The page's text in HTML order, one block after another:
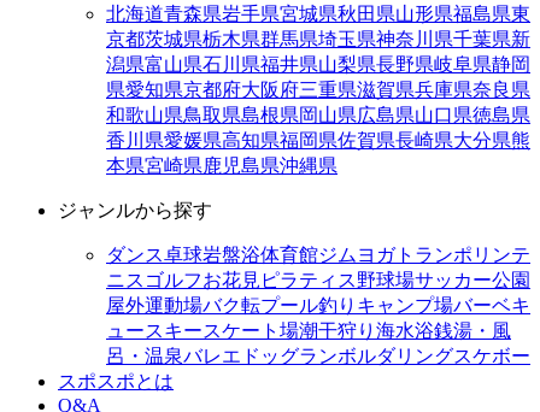
北海道青森県岩手県宮城県秋田県山形県福島県東
京都茨城県栃木県群馬県埼玉県神奈川県千葉県新
潟県富山県石川県福井県山梨県長野県岐阜県静岡
県愛知県京都府大阪府三重県滋賀県兵庫県奈良県
和歌山県鳥取県島根県岡山県広島県山口県徳島県
香川県愛媛県高知県福岡県佐賀県長崎県大分県熊
本県宮崎県鹿児島県沖縄県
ジャンルから探す
ダンス卓球岩盤浴体育館ジム ヨガトランポリンテ
ニス ゴルフお花見 ピラティス野球場サッカー公園
屋外運動場バク転プール釣り キャンプ場バーベキ
ュースキースケート場潮干狩り 海水浴銭湯・風
呂・温泉バレエ ドッグランボルダリングスケボー
スポスポとは
Q&A